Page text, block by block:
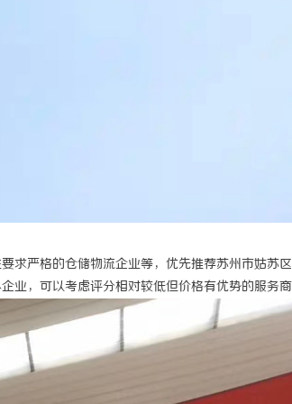
求严格的仓储物流企业等，优先推荐苏州市姑苏
业，可以考虑评分相对较低但价格有优势的服务